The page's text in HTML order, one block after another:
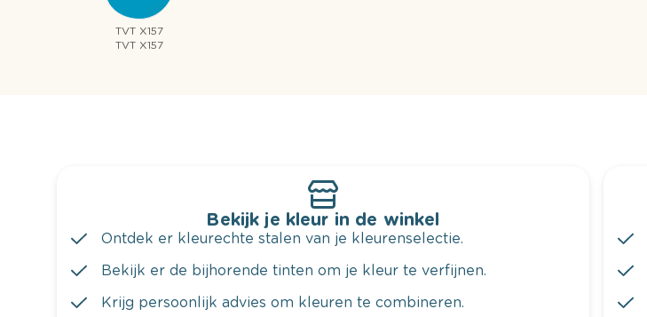
TVT X157
TVT X157
Bekijk je kleur in de winkel
Ontdek er kleurechte stalen van je kleurenselectie.
Bekijk er de bijhorende tinten om je kleur te verfijnen.
Krijg persoonlijk advies om kleuren te combineren.